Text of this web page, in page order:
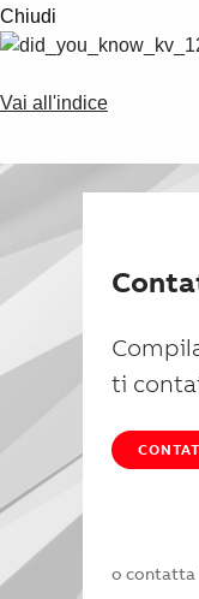
Chiudi
Vai all'indice
ti
o contatta